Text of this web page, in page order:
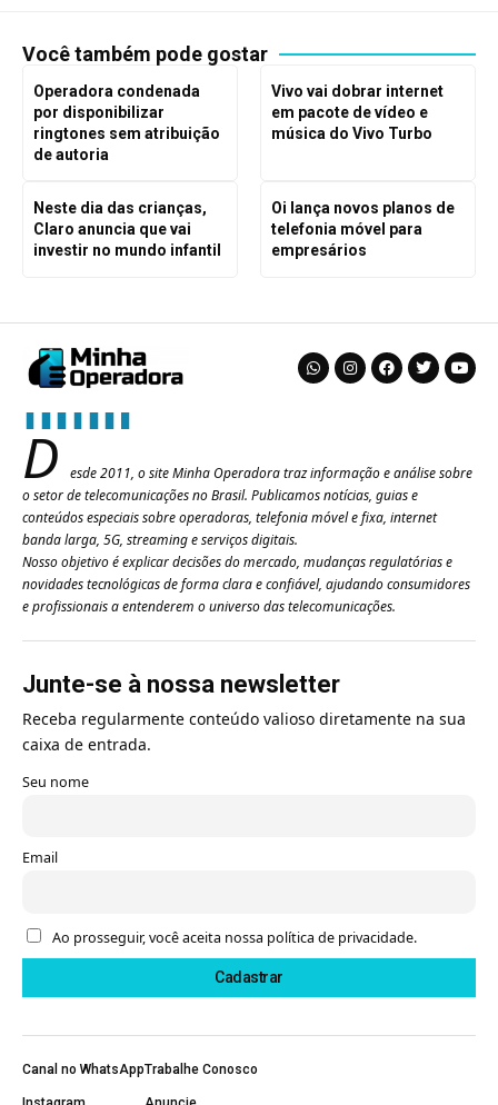
Você também pode gostar
Operadora condenada
por disponibilizar
ringtones sem atribuição
de autoria
Vivo vai dobrar internet
em pacote de vídeo e
música do Vivo Turbo
Neste dia das crianças,
Claro anuncia que vai
investir no mundo infantil
Oi lança novos planos de
telefonia móvel para
empresários
D
esde 2011, o site Minha Operadora traz informação e análise sobre
o setor de telecomunicações no Brasil. Publicamos notícias, guias e
conteúdos especiais sobre operadoras, telefonia móvel e fixa, internet
banda larga, 5G, streaming e serviços digitais.
Nosso objetivo é explicar decisões do mercado, mudanças regulatórias e
novidades tecnológicas de forma clara e confiável, ajudando consumidores
e profissionais a entenderem o universo das telecomunicações.
Junte-se à nossa newsletter
Receba regularmente conteúdo valioso diretamente na sua
caixa de entrada.
Seu nome
Email
Ao prosseguir, você aceita nossa política de privacidade.
Canal no WhatsAppTrabalhe Conosco